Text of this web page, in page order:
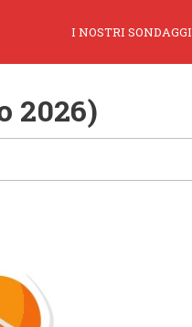
I NOSTRI SONDAGGI
2026)